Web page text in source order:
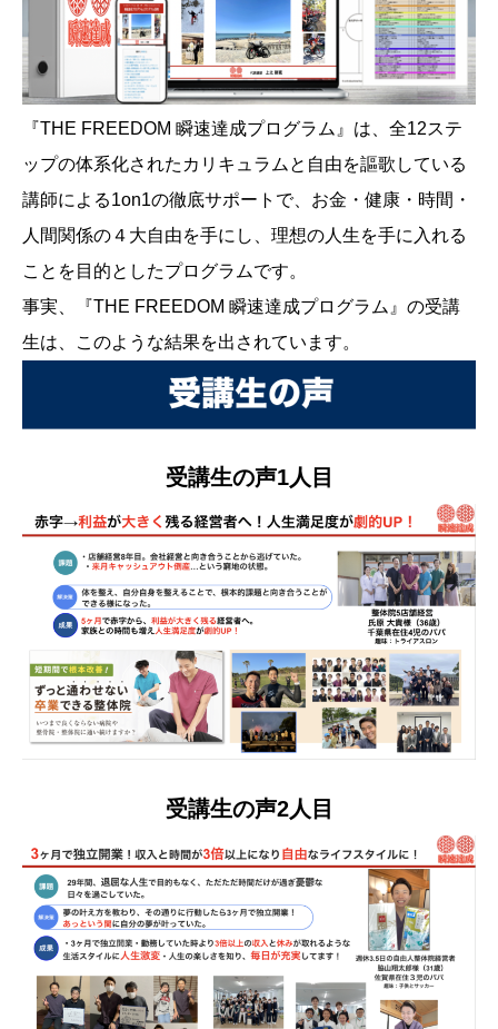
『THE FREEDOM 瞬速達成プログラム』は、全12ステ
ップの体系化されたカリキュラムと自由を謳歌している
講師による1on1の徹底サポートで、お金・健康・時間・
人間関係の４大自由を手にし、理想の人生を手に入れる
ことを目的としたプログラムです。
事実、『THE FREEDOM 瞬速達成プログラム』の受講
生は、このような結果を出されています。
受講生の声1人目
受講生の声2人目